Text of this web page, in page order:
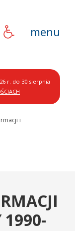
menu
r. do 30 sierpnia
i
1990-